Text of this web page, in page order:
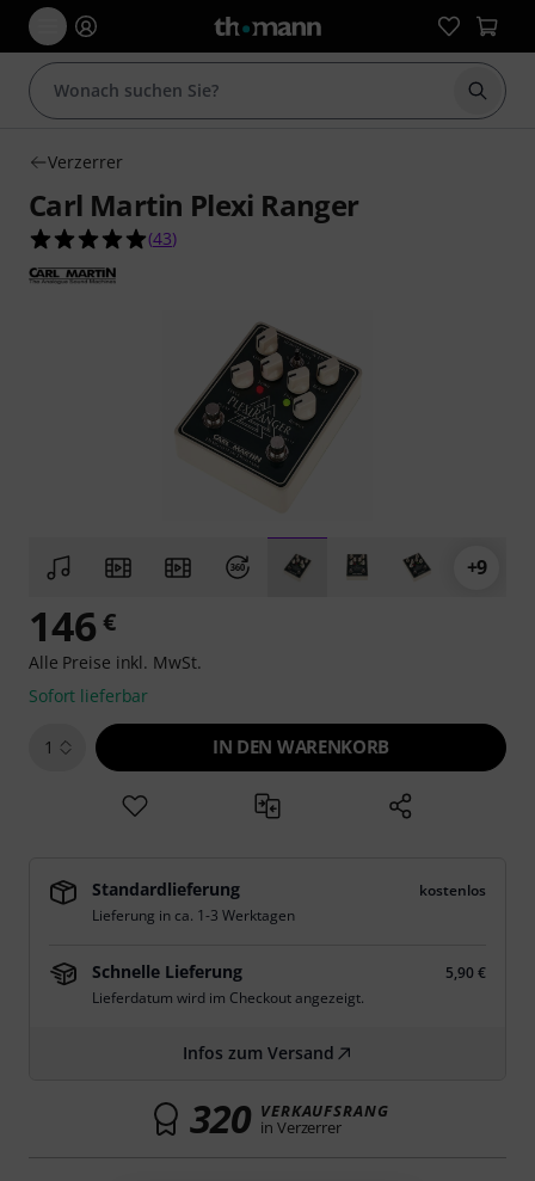
Suche
Verzerrer
Carl Martin Plexi Ranger
4.9 von 5 Sternen aus 43 Kundenbewertungen
(43)
+9
146 €
Alle Preise inkl. MwSt.
Sofort lieferbar
1 IN DEN WARENKORB
Standardlieferung
kostenlos
Lieferung in ca. 1-3 Werktagen
Schnelle Lieferung
5,90 €
Lieferdatum wird im Checkout angezeigt.
Infos zum Versand
320 VERKAUFSRANG
in Verzerrer